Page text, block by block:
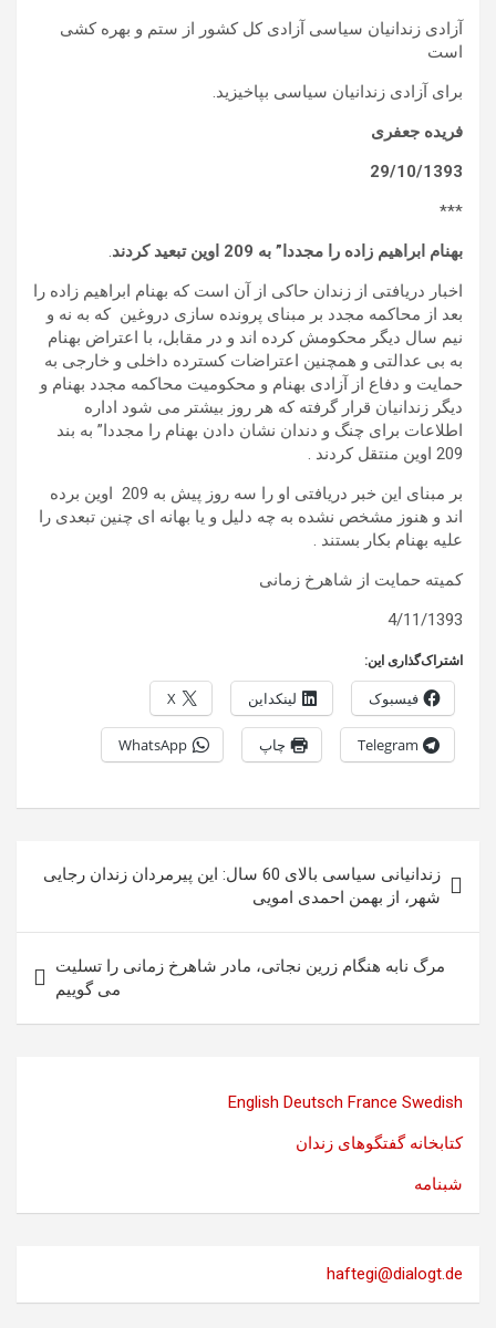
آزادی زندانیان سیاسی آزادی کل کشور از ستم و بهره کشی
است
برای آزادی زندانیان سیاسی بپاخیزید.
فریده جعفری
29/10/1393
***
بهنام ابراهیم زاده را مجددا” به 209 اوین تبعید کردند
اخبار دریافتی از زندان حاکی از آن است که بهنام ابراهیم زاده را
بعد از محاکمه مجدد بر مبنای پرونده سازی دروغین که به نه و
نیم سال دیگر محکومش کرده اند و در مقابل، با اعتراض بهنام
به بی عدالتی و همچنین اعتراضات کسترده داخلی و خارجی به
حمایت و دفاع از آزادی بهنام و محکومیت محاکمه مجدد بهنام و
دیگر زندانیان قرار گرفته که هر روز بیشتر می شود اداره
اطلاعات برای چنگ و دندان نشان دادن بهنام را مجددا” به بند
209 اوین منتقل کردند .
بر مبنای این خبر دریافتی او را سه روز پیش به 209 اوین برده
اند و هنوز مشخص نشده به چه دلیل و یا بهانه ای چنین تبعدی را
علیه بهنام بکار بستند .
کمیته حمایت از شاهرخ زمانی
4/11/1393
اشتراک‌گذاری این:
فیسبوک لینکداین X
Telegram چاپ WhatsApp
نوشته
زندانیانی سیاسی بالای 60 سال: این پیرمردان زندان رجایی
شهر، از بهمن احمدى امويى
مرگ نابه هنگام زرین نجاتی، مادر شاهرخ زمانی را تسلیت
می گوییم
English Deutsch France Swedish
کتابخانه گفتگوهای زندان
شبنامه
haftegi@dialogt.de